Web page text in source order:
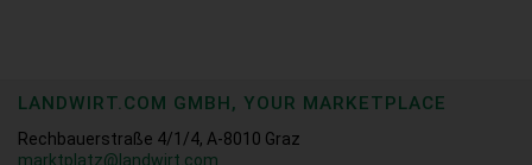
LANDWIRT.COM GMBH, YOUR MARKETPLACE
Rechbauerstraße 4/1/4, A-8010 Graz
marktplatz@landwirt.com